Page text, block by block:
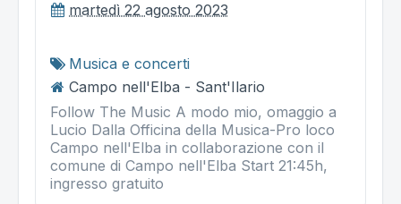
martedì 22 agosto 2023
Musica e concerti
Campo nell'Elba - Sant'Ilario
Follow The Music A modo mio, omaggio a
Lucio Dalla Officina della Musica-Pro loco
Campo nell'Elba in collaborazione con il
comune di Campo nell'Elba Start 21:45h,
ingresso gratuito